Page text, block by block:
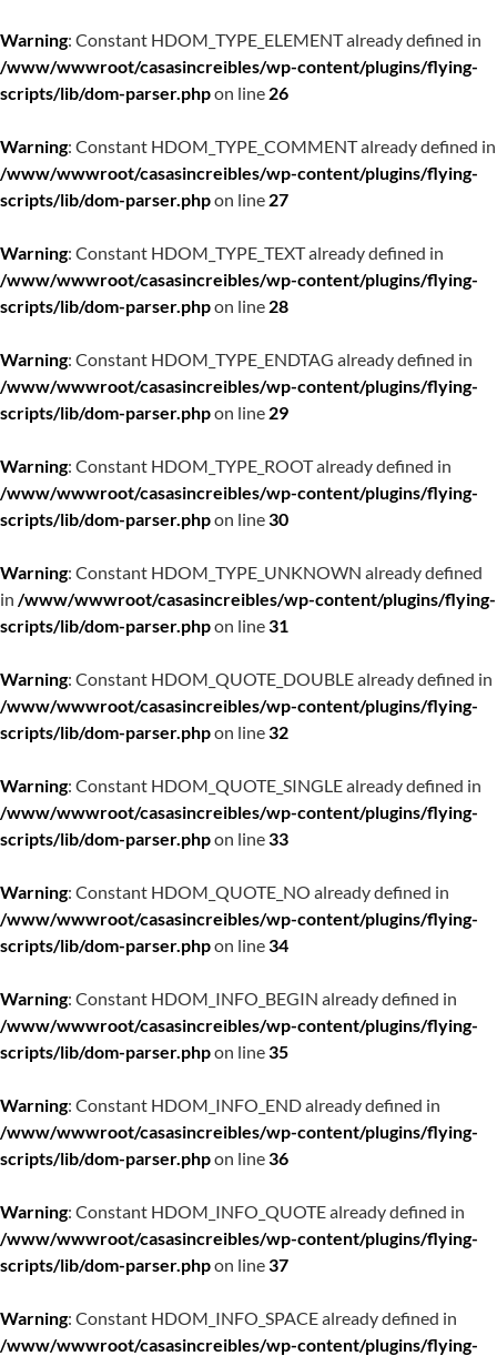
Warning: Constant HDOM_TYPE_ELEMENT already defined in
/www/wwwroot/casasincreibles/wp-content/plugins/flying-
scripts/lib/dom-parser.phpon line 26
Warning: Constant HDOM_TYPE_COMMENT already defined in
/www/wwwroot/casasincreibles/wp-content/plugins/flying-
scripts/lib/dom-parser.phpon line 27
Warning: Constant HDOM_TYPE_TEXT already defined in
/www/wwwroot/casasincreibles/wp-content/plugins/flying-
scripts/lib/dom-parser.phpon line 28
Warning: Constant HDOM_TYPE_ENDTAG already defined in
/www/wwwroot/casasincreibles/wp-content/plugins/flying-
scripts/lib/dom-parser.phpon line 29
Warning: Constant HDOM_TYPE_ROOT already defined in
/www/wwwroot/casasincreibles/wp-content/plugins/flying-
scripts/lib/dom-parser.phpon line30
Warning: Constant HDOM_TYPE_UNKNOWN already defined
in /www/wwwroot/casasincreibles/wp-content/plugins/flying-
scripts/lib/dom-parser.phpon line31
Warning: Constant HDOM_QUOTE_DOUBLE already defined in
/www/wwwroot/casasincreibles/wp-content/plugins/flying-
scripts/lib/dom-parser.phpon line32
Warning: Constant HDOM_QUOTE_SINGLE already defined in
/www/wwwroot/casasincreibles/wp-content/plugins/flying-
scripts/lib/dom-parser.phpon line33
Warning: Constant HDOM_QUOTE_NO already defined in
/www/wwwroot/casasincreibles/wp-content/plugins/flying-
scripts/lib/dom-parser.phpon line34
Warning: Constant HDOM_INFO_BEGIN already defined in
/www/wwwroot/casasincreibles/wp-content/plugins/flying-
scripts/lib/dom-parser.phpon line35
Warning: Constant HDOM_INFO_END already defined in
/www/wwwroot/casasincreibles/wp-content/plugins/flying-
scripts/lib/dom-parser.phpon line36
Warning: Constant HDOM_INFO_QUOTE already defined in
/www/wwwroot/casasincreibles/wp-content/plugins/flying-
scripts/lib/dom-parser.phpon line37
Warning: Constant HDOM_INFO_SPACE already defined in
/www/wwwroot/casasincreibles/wp-content/plugins/flying-